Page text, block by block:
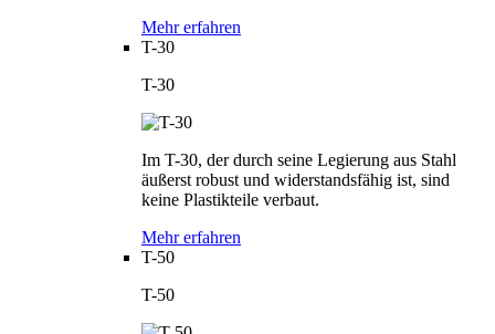
Mehr erfahren
T-30
T-30
Im T-30, der durch seine Legierung aus Stahl
äußerst robust und widerstandsfähig ist, sind
keine Plastikteile verbaut.
Mehr erfahren
T-50
T-50